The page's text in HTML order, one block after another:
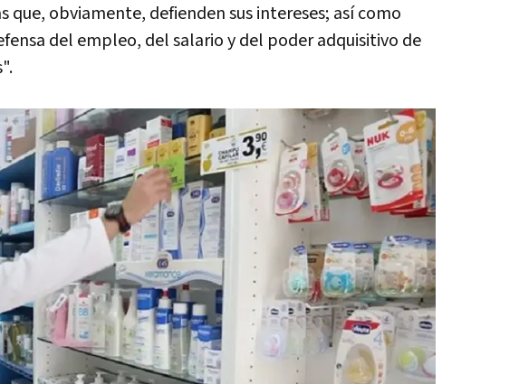
que, obviamente, defienden sus intereses; así como
del empleo, del salario y del poder adquisitivo de